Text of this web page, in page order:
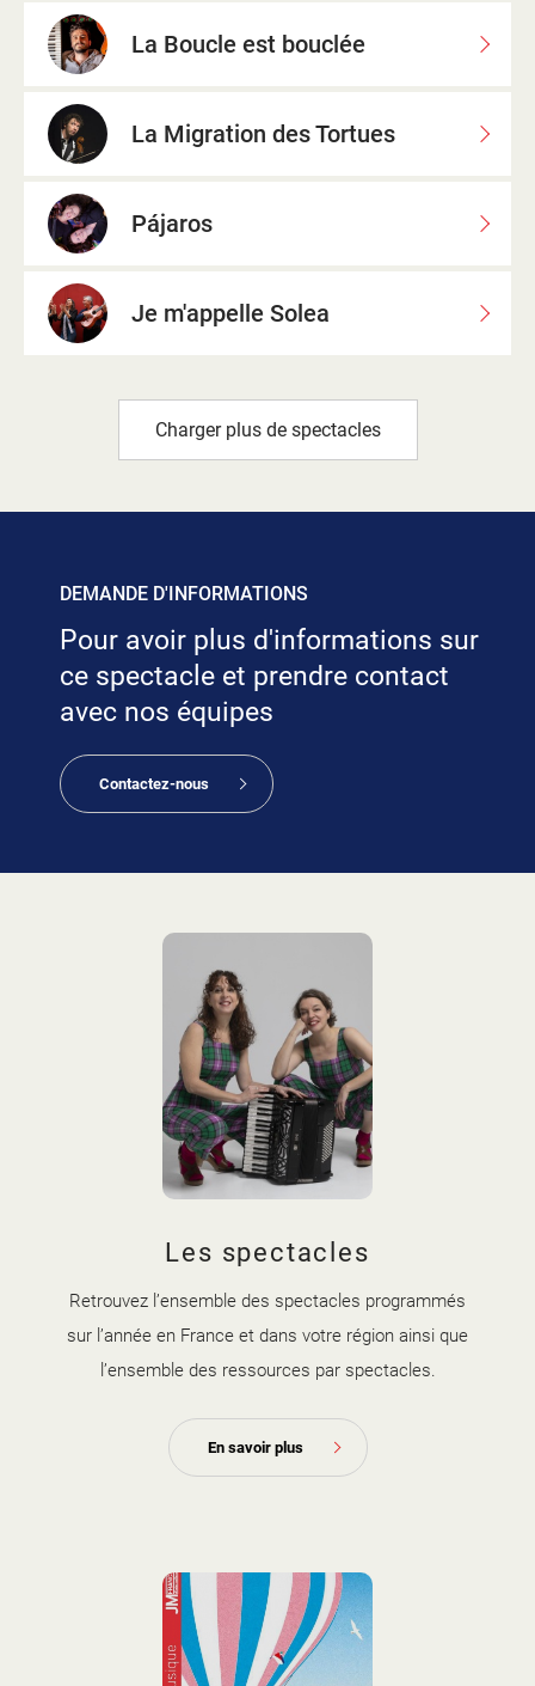
La Boucle est bouclée
La Migration des Tortues
Pájaros
Je m'appelle Solea
Charger plus de spectacles
DEMANDE D'INFORMATIONS
Pour avoir plus d'informations sur
ce spectacle et prendre contact
avec nos équipes
Contactez-nous
Les spectacles
Retrouvez l’ensemble des spectacles programmés
sur l’année en France et dans votre région ainsi que
l’ensemble des ressources par spectacles.
En savoir plus